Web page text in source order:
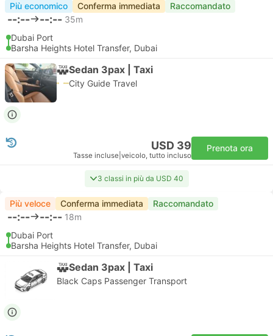
Più economico Conferma immediata Raccomandato
--:-- --:-- 35m
Dubai Port
Barsha Heights Hotel Transfer, Dubai
Sedan 3pax | Taxi
City Guide Travel
USD 39
Tasse incluse veicolo, tutto incluso
Prenota ora
3 classi in più da USD 40
Più veloce Conferma immediata Raccomandato
--:-- --:-- 18m
Dubai Port
Barsha Heights Hotel Transfer, Dubai
Sedan 3pax | Taxi
Black Caps Passenger Transport